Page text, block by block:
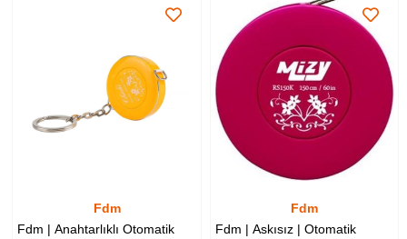
Fdm
Fdm | Anahtarlıklı Otomatik
Fdm
Fdm | Askısız | Otomatik